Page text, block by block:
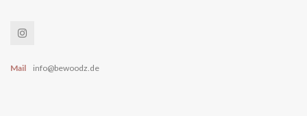
Mail info@bewoodz.de